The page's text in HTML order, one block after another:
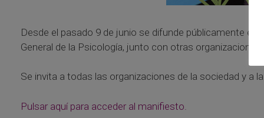
Desde el pasado 9 de junio se difunde públicamente el
General de la Psicología, junto con otras
Se invita a todas las organizaciones de la sociedad y a
Pulsar aquí para acceder al manifiesto.